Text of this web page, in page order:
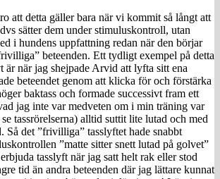
att detta gäller bara när vi kommit så långt att
sätter dem under stimuluskontroll, utan
i hundens uppfattning redan när den börjar
beteenden. Ett tydligt exempel på detta
är när jag shejpade Arvid att lyfta sitt ena
beteendet genom att klicka för och förstärka
baktass och formade successivt fram ett
jag inte var medveten om i min träning var
tassrörelserna) alltid suttit lite lutad och med
Så det ”frivilliga” tasslyftet hade snabbt
”matte sitter snett lutad på golvet”
tasslyft när jag satt helt rak eller stod
tid än andra beteenden där jag lättare kunnat